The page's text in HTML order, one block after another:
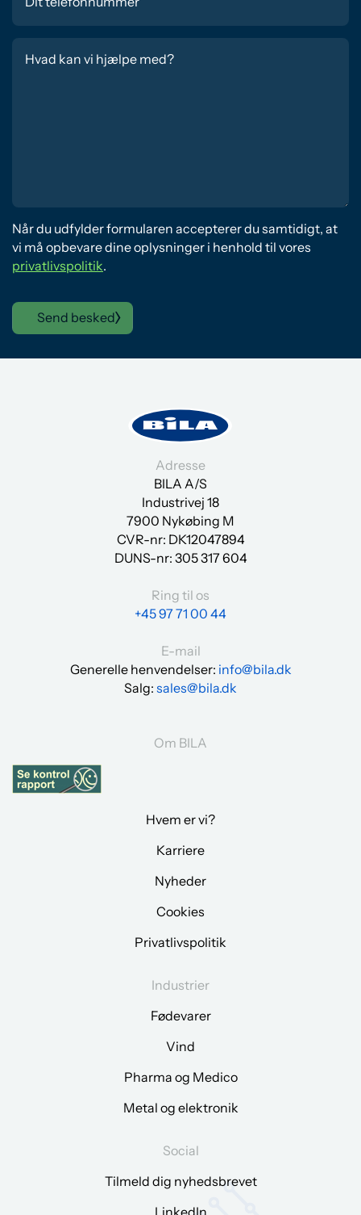
Når du udfylder formularen accepterer du samtidigt, at
vi må opbevare dine oplysninger i henhold til vores
privatlivspolitik.
Send besked
Adresse
BILA A/S
Industrivej 18
7900 Nykøbing M
CVR-nr: DK12047894
DUNS-nr: 305 317 604
Ring til os
+45 97 71 00 44
E-mail
Generelle henvendelser: info@bila.dk
Salg: sales@bila.dk
Om BILA
Hvem er vi?
Karriere
Nyheder
Cookies
Privatlivspolitik
Industrier
Fødevarer
Vind
Pharma og Medico
Metal og elektronik
Social
Tilmeld dig nyhedsbrevet